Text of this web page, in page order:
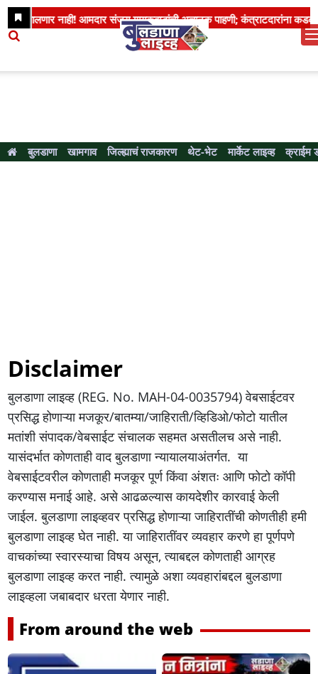
बुलडाणा खामगाव जिल्ह्याचं राजकारण थेट-भेट मार्केट लाइव्ह क्राईम
Disclaimer
बुलडाणा लाइव्ह (REG. No. MAH-04-0035794) वेबसाईटवर
प्रसिद्ध होणाऱ्या मजकूर/बातम्या/जाहिराती/व्हिडिओ/फोटो यातील
मतांशी संपादक/वेबसाईट संचालक सहमत असतीलच असे नाही.
यासंदर्भात कोणताही वाद बुलडाणा न्यायालयाअंतर्गत. या
वेबसाईटवरील कोणताही मजकूर पूर्ण किंवा अंशतः आणि फोटो कॉपी
करण्यास मनाई आहे. असे आढळल्‍यास कायदेशीर कारवाई केली
जाईल. बुलडाणा लाइव्हवर प्रसिद्ध होणाऱ्या जाहिरातींची कोणतीही हमी
बुलडाणा लाइव्ह घेत नाही. या जाहिरातींवर व्यवहार करणे हा पूर्णपणे
वाचकांच्या स्वारस्याचा विषय असून, त्‍याबद्दल कोणताही आग्रह
बुलडाणा लाइव्ह करत नाही. त्‍यामुळे अशा व्यवहारांबद्दल बुलडाणा
लाइव्हला जबाबदार धरता येणार नाही.
From around the web